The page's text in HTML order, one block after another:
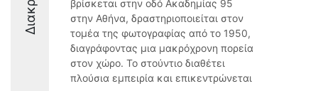
βρίσκεται στην οδό Ακαδημίας 95
στην Αθήνα, δραστηριοποιείται στον
τομέα της φωτογραφίας από το 1950,
διαγράφοντας μια μακρόχρονη πορεία
στον χώρο. Το στούντιο διαθέτει
πλούσια εμπειρία και επικεντρώνεται